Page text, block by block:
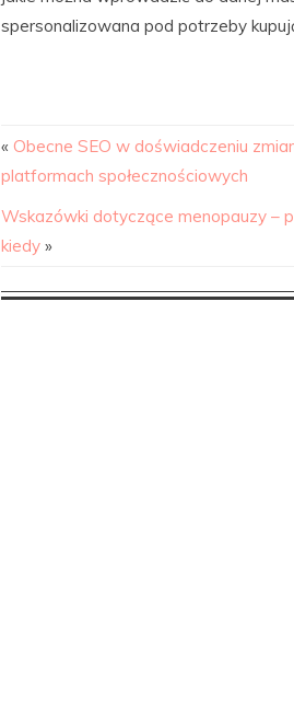
spersonalizowana pod potrzeby
« Obecne SEO w doświadczeniu
platformach społecznościowych
Wskazówki dotyczące menopauzy –
kiedy »